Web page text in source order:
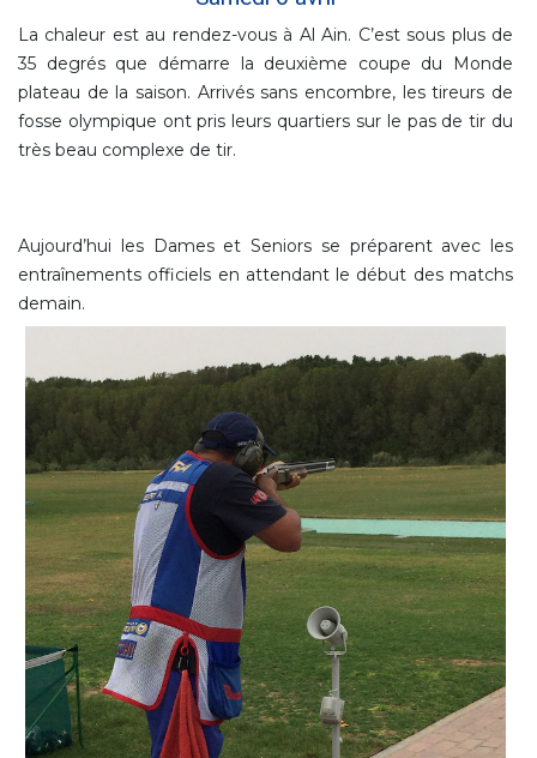
La chaleur est au rendez-vous à Al Ain. C’est sous plus de
35 degrés que démarre la deuxième coupe du Monde
plateau de la saison. Arrivés sans encombre, les tireurs de
fosse olympique ont pris leurs quartiers sur le pas de tir du
très beau complexe de tir.
Aujourd’hui les Dames et Seniors se préparent avec les
entraînements officiels en attendant le début des matchs
demain.